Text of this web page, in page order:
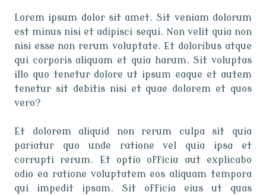
Lorem ipsum dolor sit amet. Sit veniam dolorum
est minus nisi et adipisci sequi. Non velit quia non
nisi esse non rerum voluptate. Et doloribus atque
qui corporis aliquam et quia harum. Sit voluptas
illo quo tenetur dolore ut ipsum eaque et autem
tenetur sit debitis nisi et quae dolorem et quos
vero?
Et dolorem aliquid non rerum culpa sit quia
pariatur quo unde ratione vel quia ipsa et
corrupti rerum. Et optio officia aut explicabo
odio ea ratione voluptatem eos aliquam tempora
qui impedit ipsam. Sit officia eius ut quas